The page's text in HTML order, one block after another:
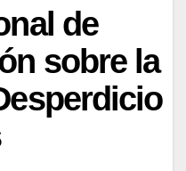
de
sobre la